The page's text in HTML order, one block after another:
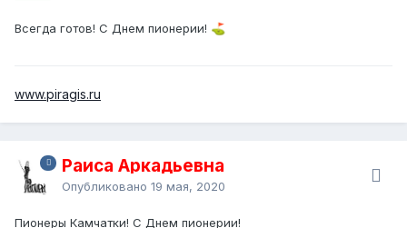
Всегда готов! С Днем пионерии! ⛳
www.piragis.ru
Раиса Аркадьевна
Опубликовано 19 мая, 2020
Пионеры Камчатки! С Днем пионерии!